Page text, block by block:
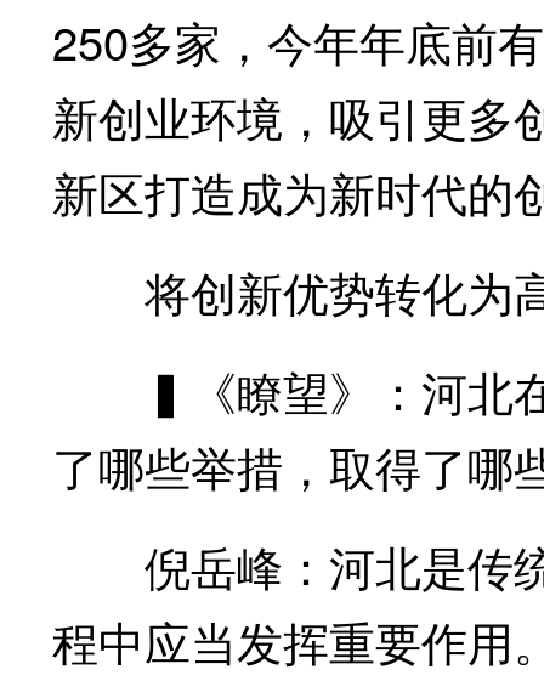
250多家，今年年底前
新创业环境，吸引更多
新区打造成为新时代的
将创新优势转化为
▍《瞭望》：河北在
了哪些举措，取得了哪
倪岳峰：河北是传
程中应当发挥重要作用